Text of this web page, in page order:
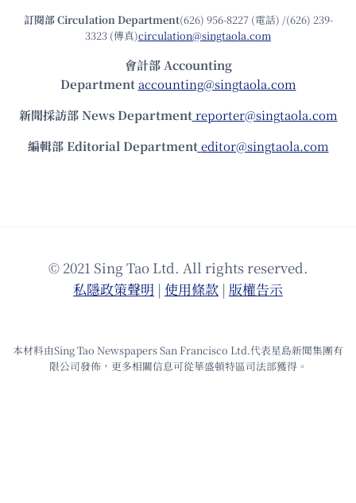
訂閱部 Circulation Department(626) 956-8227 (電話) /(626) 239-
3323 (傳真)circulation@singtaola.com
會計部 Accounting
Department accounting@singtaola.com
新聞採訪部 News Department reporter@singtaola.com
編輯部 Editorial Department editor@singtaola.com
© 2021 Sing Tao Ltd. All rights reserved.
私隱政策聲明 | 使⽤條款 | 版權告⽰
本材料由Sing Tao Newspapers San Francisco Ltd.代表星島新聞集團有
限公司發佈，更多相關信息可從華盛頓特區司法部獲得。